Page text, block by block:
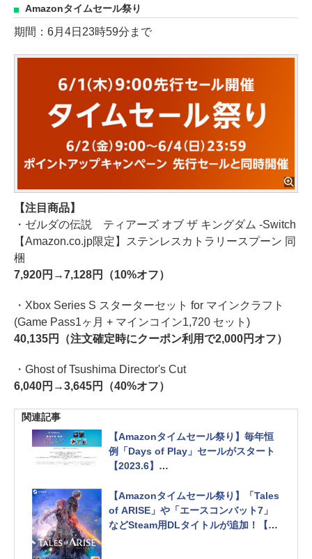
Amazonタイムセール祭り
期間：6月4日23時59分まで
【注目商品】
・ゼルダの伝説 ティアーズ オブ ザ キングダム -Switch
【Amazon.co.jp限定】ステンレスカトラリースプーン 同
梱
7,920円→7,128円（10%オフ）
・Xbox Series S スターターセット for マインクラフト
(Game Pass1ヶ月 + マインコイン1,720 セット)
40,135円（注文確定時にクーポン利用で2,000円オフ）
・Ghost of Tsushima Director's Cut
6,040円→3,645円（40%オフ）
関連記事
【Amazonタイムセール祭り】毎年恒
例「Days of Play」セールがスタート
【2023.6】
トルがオトクに
【Amazonタイムセール祭り】「Tales
of ARISE」や「エースコンバット7」
などSteam用DLタイトルが追加！【20